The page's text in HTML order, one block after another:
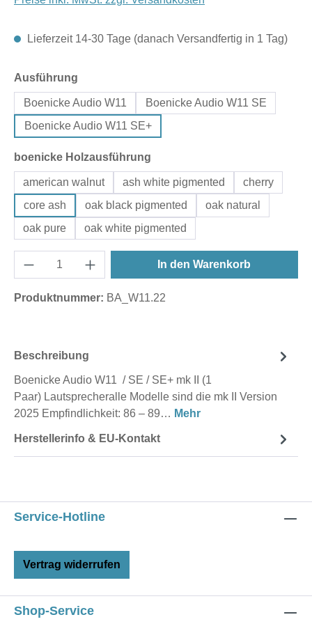
Lieferzeit 14-30 Tage (danach Versandfertig in 1 Tag)
Ausführung
Boenicke Audio W11
Boenicke Audio W11 SE
Boenicke Audio W11 SE+
boenicke Holzausführung
american walnut ash white pigmented
cherry
core ash
oak black pigmented
oak natural
oak pure
oak white pigmented
In den Warenkorb
Produktnummer: BA_W11.22
Beschreibung
Boenicke Audio W11 / SE / SE+ mk II (1
Paar) Lautsprecheralle Modelle sind die mk II Version
2025 Empfindlichkeit: 86 – 89… Mehr
Herstellerinfo & EU-Kontakt
Service-Hotline
Vertrag widerrufen
Shop-Service